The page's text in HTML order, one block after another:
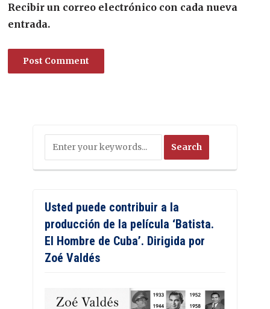
Recibir un correo electrónico con cada nueva
entrada.
Usted puede contribuir a la
producción de la película ‘Batista.
El Hombre de Cuba’. Dirigida por
Zoé Valdés